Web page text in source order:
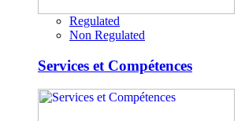
Regulated
Non Regulated
Services et Compétences